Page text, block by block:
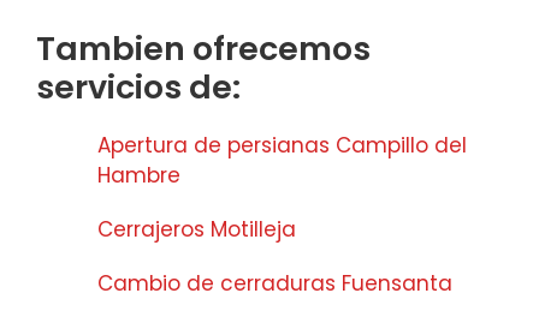
Tambien ofrecemos
servicios de:
Apertura de persianas Campillo del
Hambre
Cerrajeros Motilleja
Cambio de cerraduras Fuensanta